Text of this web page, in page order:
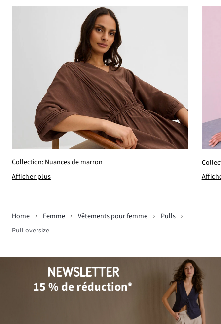
Collection: Nuances de marron
Afficher plus
Home Femme Vêtements pour femme
Pulls
Pull oversize
NEWSLETTER
15 % de réduction*